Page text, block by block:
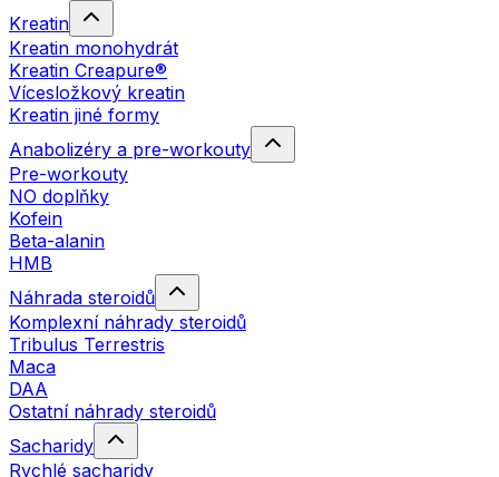
Kreatin
Kreatin monohydrát
Kreatin Creapure®
Vícesložkový kreatin
Kreatin jiné formy
Anabolizéry a pre-workouty
Pre-workouty
NO doplňky
Kofein
Beta-alanin
HMB
Náhrada steroidů
Komplexní náhrady steroidů
Tribulus Terrestris
Maca
DAA
Ostatní náhrady steroidů
Sacharidy
Rychlé sacharidy